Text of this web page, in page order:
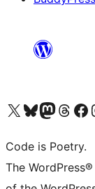
Visita il nostro account X (ex Twitter)
Visita il nostro account Bluesky
Visita il nostro
Visita il nostro
Visita
Code is Poetry.
The